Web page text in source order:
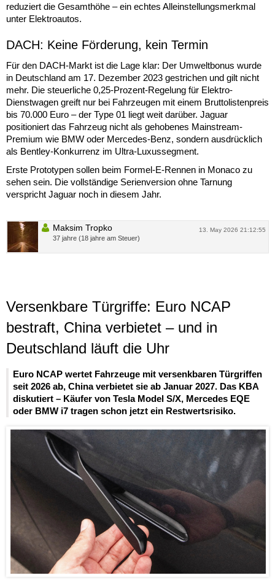
reduziert die Gesamthöhe – ein echtes Alleinstellungsmerkmal
unter Elektroautos.
DACH: Keine Förderung, kein Termin
Für den DACH-Markt ist die Lage klar: Der Umweltbonus wurde
in Deutschland am 17. Dezember 2023 gestrichen und gilt nicht
mehr. Die steuerliche 0,25-Prozent-Regelung für Elektro-
Dienstwagen greift nur bei Fahrzeugen mit einem Bruttolistenpreis
bis 70.000 Euro – der Type 01 liegt weit darüber. Jaguar
positioniert das Fahrzeug nicht als gehobenes Mainstream-
Premium wie BMW oder Mercedes-Benz, sondern ausdrücklich
als Bentley-Konkurrenz im Ultra-Luxussegment.
Erste Prototypen sollen beim Formel-E-Rennen in Monaco zu
sehen sein. Die vollständige Serienversion ohne Tarnung
verspricht Jaguar noch in diesem Jahr.
13. May 2026 21:12:55
Maksim Tropko
37 jahre (18 jahre am Steuer)
Versenkbare Türgriffe: Euro NCAP
bestraft, China verbietet – und in
Deutschland läuft die Uhr
Euro NCAP wertet Fahrzeuge mit versenkbaren Türgriffen
seit 2026 ab, China verbietet sie ab Januar 2027. Das KBA
diskutiert – Käufer von Tesla Model S/X, Mercedes EQE
oder BMW i7 tragen schon jetzt ein Restwertsrisiko.